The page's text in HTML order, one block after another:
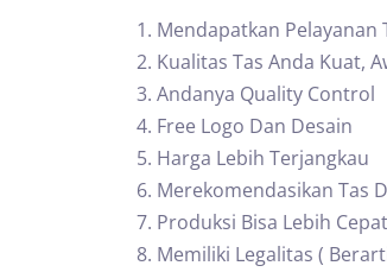
Mendapatkan Pelayanan
Kualitas Tas Anda Kuat,
Andanya Quality Control
Free Logo Dan Desain
Harga Lebih Terjangkau
Merekomendasikan Tas
Produksi Bisa Lebih Cepat
Memiliki Legalitas (